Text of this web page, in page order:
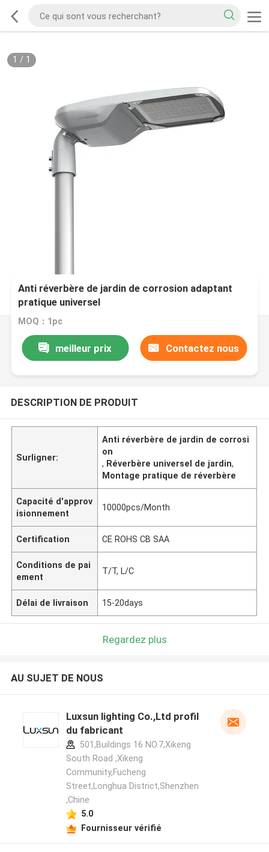
1 / 1
Anti réverbère de jardin de corrosion adaptant
pratique universel
MOQ：1pc
meilleur prix Contactez nous
DESCRIPTION DE PRODUIT
Surligner:
Anti réverbère de jardin de corrosi
on
, Réverbère universel de jardin,
Montage pratique de réverbère
Capacité d'approv
isionnement
10000pcs/Month
Certification CE ROHS CB SAA
Conditions de pai
ement
T/T, L/C
Délai de livraison 15-20days
Regardez plus
AU SUJET DE NOUS
Luxsun lighting Co.,Ltd profil
du fabricant
501,Buildings 16 NO.7,Xikeng
South Road ,Xikeng
Community,Fucheng
Street,Longhua District,Shenzhen
,Chine
5.0
Fournisseur vérifié